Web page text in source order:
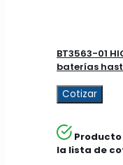
BT3563-01
baterías
Cotizar
la lista de